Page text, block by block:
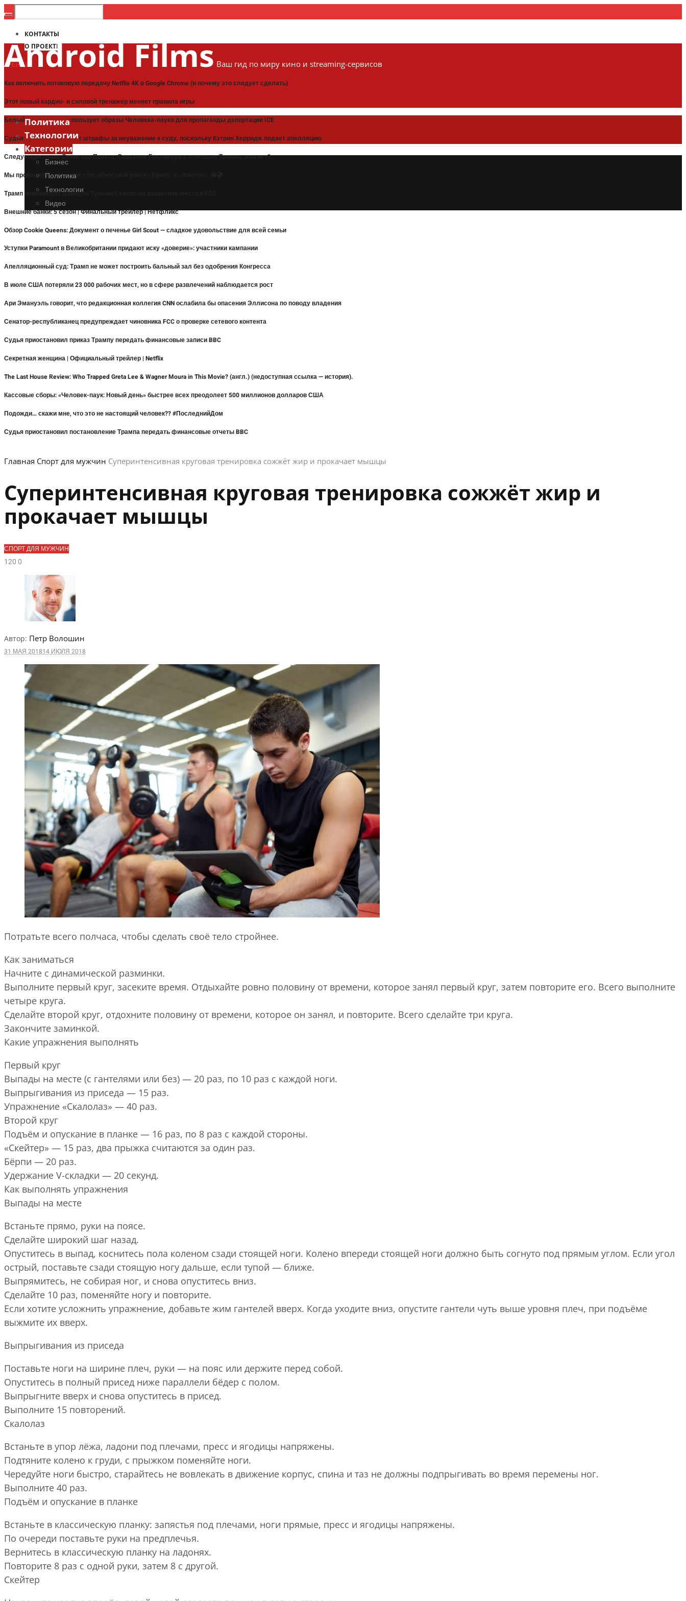
КОНТАКТЫ
О ПРОЕКТЕ
ТРЕНДЫ:
Как включить потоковую передачу Netflix 4K в Google Chrome (и почему это следует сделать)
Этот новый кардио- и силовой тренажер меняет правила игры
Белый дом Трампа использует образы Человека-паука для пропаганды депортации ICE
Судья приостанавливает штрафы за неуважение к суду, поскольку Кэтрин Херридж подает апелляцию
Следующая глава Спенсера Пратта: Спасение Голливуда с помощью Трампа, или нет?
Мы проверяем актерские способности игроков «Твинс» и «Филлис» 😂🎬
Трамп номинирует Даниэль Туманн Северс на вакантное место в FCC
Внешние банки: 5 сезон | Финальный трейлер | Нетфликс
Обзор Cookie Queens: Документ о печенье Girl Scout — сладкое удовольствие для всей семьи
Уступки Paramount в Великобритании придают иску «доверие»: участники кампании
Апелляционный суд: Трамп не может построить бальный зал без одобрения Конгресса
В июле США потеряли 23 000 рабочих мест, но в сфере развлечений наблюдается рост
Ари Эмануэль говорит, что редакционная коллегия CNN ослабила бы опасения Эллисона по поводу владения
Сенатор-республиканец предупреждает чиновника FCC о проверке сетевого контента
Судья приостановил приказ Трампу передать финансовые записи BBC
Секретная женщина | Официальный трейлер | Netflix
The Last House Review: Who Trapped Greta Lee & Wagner Moura in This Movie? (англ.) (недоступная ссылка — история).
Кассовые сборы: «Человек-паук: Новый день» быстрее всех преодолеет 500 миллионов долларов США
Подожди… скажи мне, что это не настоящий человек?? #ПоследнийДом
Судья приостановил постановление Трампа передать финансовые отчеты BBC
Android Films Ваш гид по миру кино и streaming-сервисов
Политика
Технологии
Категории
Бизнес
Политика
Технологии
Видео
Главная Спорт для мужчин Суперинтенсивная круговая тренировка сожжёт жир и прокачает мышцы
Суперинтенсивная круговая тренировка сожжёт жир и
прокачает мышцы
СПОРТ ДЛЯ МУЖЧИН
1200
Автор: Петр Волошин
31 МАЯ 201814 ИЮЛЯ 2018
Потратьте всего полчаса, чтобы сделать своё тело стройнее.
Как заниматься
Начните с динамической разминки.
Выполните первый круг, засеките время. Отдыхайте ровно половину от времени, которое занял первый круг, затем повторите его. Всего выполните
четыре круга.
Сделайте второй круг, отдохните половину от времени, которое он занял, и повторите. Всего сделайте три круга.
Закончите заминкой.
Какие упражнения выполнять
Первый круг
Выпады на месте (с гантелями или без) — 20 раз, по 10 раз с каждой ноги.
Выпрыгивания из приседа — 15 раз.
Упражнение «Скалолаз» — 40 раз.
Второй круг
Подъём и опускание в планке — 16 раз, по 8 раз с каждой стороны.
«Скейтер» — 15 раз, два прыжка считаются за один раз.
Бёрпи — 20 раз.
Удержание V-складки — 20 секунд.
Как выполнять упражнения
Выпады на месте
Встаньте прямо, руки на поясе.
Сделайте широкий шаг назад.
Опуститесь в выпад, коснитесь пола коленом сзади стоящей ноги. Колено впереди стоящей ноги должно быть согнуто под прямым углом. Если угол
острый, поставьте сзади стоящую ногу дальше, если тупой — ближе.
Выпрямитесь, не собирая ног, и снова опуститесь вниз.
Сделайте 10 раз, поменяйте ногу и повторите.
Если хотите усложнить упражнение, добавьте жим гантелей вверх. Когда уходите вниз, опустите гантели чуть выше уровня плеч, при подъёме
выжмите их вверх.
Выпрыгивания из приседа
Поставьте ноги на ширине плеч, руки — на пояс или держите перед собой.
Опуститесь в полный присед ниже параллели бёдер с полом.
Выпрыгните вверх и снова опуститесь в присед.
Выполните 15 повторений.
Скалолаз
Встаньте в упор лёжа, ладони под плечами, пресс и ягодицы напряжены.
Подтяните колено к груди, с прыжком поменяйте ноги.
Чередуйте ноги быстро, старайтесь не вовлекать в движение корпус, спина и таз не должны подпрыгивать во время перемены ног.
Выполните 40 раз.
Подъём и опускание в планке
Встаньте в классическую планку: запястья под плечами, ноги прямые, пресс и ягодицы напряжены.
По очереди поставьте руки на предплечья.
Вернитесь в классическую планку на ладонях.
Повторите 8 раз с одной руки, затем 8 с другой.
Скейтер